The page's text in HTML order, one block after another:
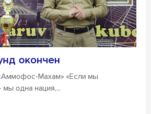
окончен
Махам» «Если мы
одна нация,...